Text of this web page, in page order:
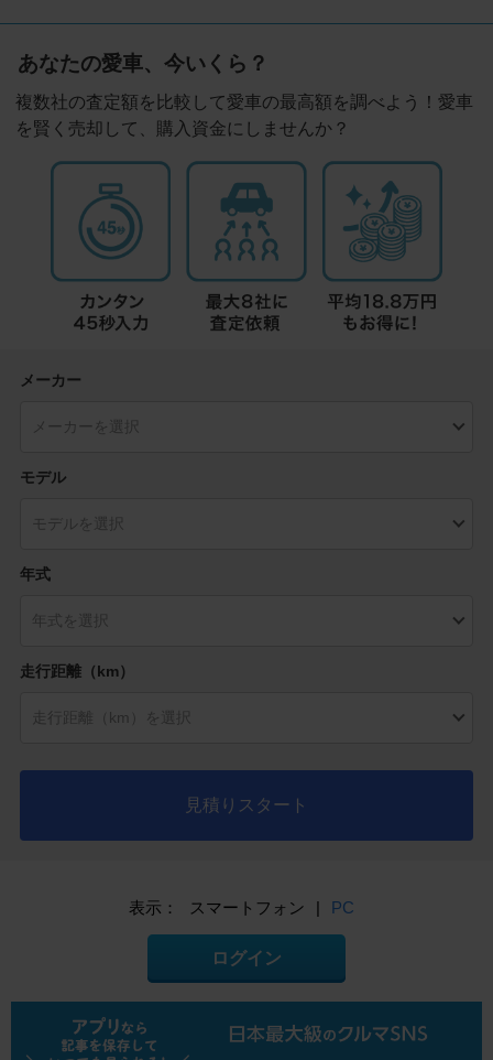
あなたの愛車、今いくら？
複数社の査定額を比較して愛車の最高額を調べよう！愛車
を賢く売却して、購入資金にしませんか？
メーカー
モデル
年式
走行距離（km）
見積りスタート
表示： スマートフォン | PC
ログイン